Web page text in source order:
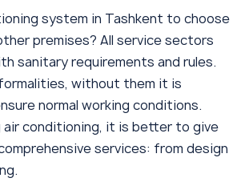
system in Tashkent to choose
premises? All service sectors
sanitary requirements and rules.
without them it is
normal working conditions.
air conditioning, it is better to give
services: from design